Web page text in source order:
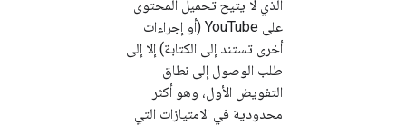
الذي لا يتيح تحميل المحتوى
على YouTube (أو إجراءات
أخرى تستند إلى الكتابة) إلا إلى
طلب الوصول إلى نطاق
التفويض الأول، وهو أكثر
محدودية في الامتيازات التي